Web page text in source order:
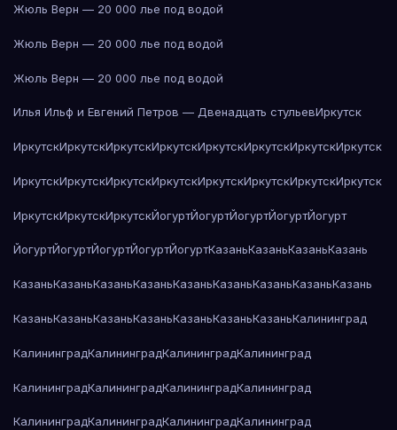
Жюль Верн — 20 000 лье под водой
Жюль Верн — 20 000 лье под водой
Жюль Верн — 20 000 лье под водой
Илья Ильф и Евгений Петров — Двенадцать стульевИркутск
ИркутскИркутскИркутскИркутскИркутскИркутскИркутскИркутск
ИркутскИркутскИркутскИркутскИркутскИркутскИркутскИркутск
ИркутскИркутскИркутскЙогуртЙогуртЙогуртЙогуртЙогурт
ЙогуртЙогуртЙогуртЙогуртЙогуртКазаньКазаньКазаньКазань
КазаньКазаньКазаньКазаньКазаньКазаньКазаньКазаньКазань
КазаньКазаньКазаньКазаньКазаньКазаньКазаньКалининград
КалининградКалининградКалининградКалининград
КалининградКалининградКалининградКалининград
КалининградКалининградКалининградКалининград